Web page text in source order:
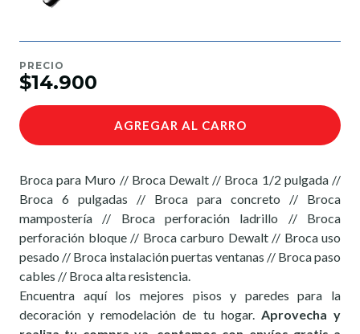
PRECIO
$14.900
AGREGAR AL CARRO
Broca para Muro // Broca Dewalt // Broca 1/2 pulgada //
Broca 6 pulgadas // Broca para concreto // Broca
mampostería // Broca perforación ladrillo // Broca
perforación bloque // Broca carburo Dewalt // Broca uso
pesado // Broca instalación puertas ventanas // Broca paso
cables // Broca alta resistencia.
Encuentra aquí los mejores pisos y paredes para la
decoración y remodelación de tu hogar. Aprovecha y